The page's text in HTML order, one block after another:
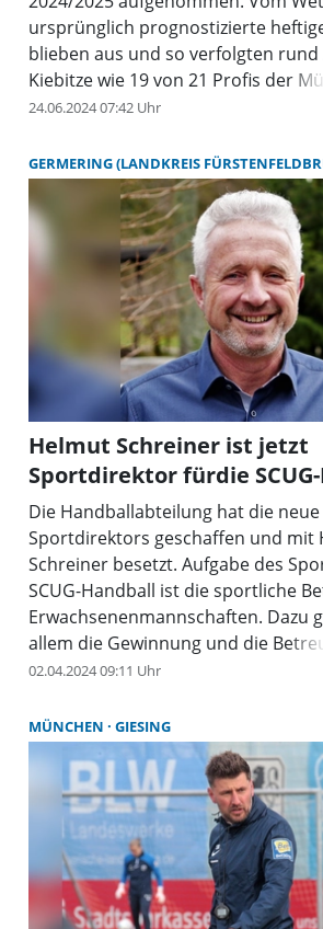
ursprünglich prognostizierte
blieben aus und so verfolgten
Kiebitze wie 19 von 21 Profis der
am Samstag erstmals gemeinsam
zeigte sich der Himmel in den
24.06.2024 07:42 Uhr
GERMERING (LANDKREIS
Helmut Schreiner ist jetzt
Sportdirektor fürdie
Die Handballabteilung hat die
Sportdirektors geschaffen und mit
Schreiner besetzt. Aufgabe des
SCUG-Handball ist die sportliche
Erwachsenenmannschaften. Dazu
allem die Gewinnung und die
Trainerteams sowie die
Jugendbereich und der
02.04.2024 09:11 Uhr
MÜNCHEN GIESING